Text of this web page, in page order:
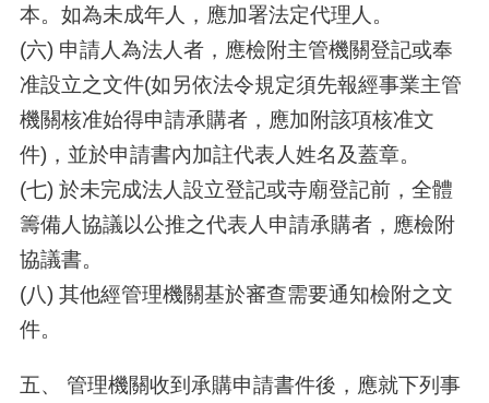
本。如為未成年人，應加署法定代理人。
(六) 申請人為法人者，應檢附主管機關登記或奉
准設立之文件(如另依法令規定須先報經事業主管
機關核准始得申請承購者，應加附該項核准文
件)，並於申請書內加註代表人姓名及蓋章。
(七) 於未完成法人設立登記或寺廟登記前，全體
籌備人協議以公推之代表人申請承購者，應檢附
協議書。
(八) 其他經管理機關基於審查需要通知檢附之文
件。
五、 管理機關收到承購申請書件後，應就下列事